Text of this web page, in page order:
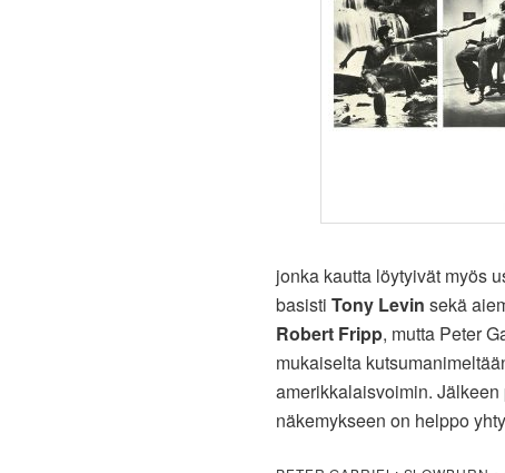
jonka kautta löytyivät myös
basisti Tony Levin sekä
Robert Fripp, mutta Peter
mukaiselta
amerikkalaisvoimin.
näkemykseen on helppo